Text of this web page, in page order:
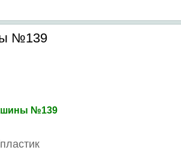
№139
№139